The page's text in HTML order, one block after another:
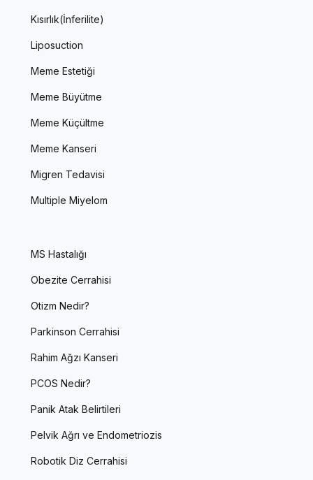
Kısırlık(İnferilite)
Liposuction
Meme Estetiği
Meme Büyütme
Meme Küçültme
Meme Kanseri
Migren Tedavisi
Multiple Miyelom
MS Hastalığı
Obezite Cerrahisi
Otizm Nedir?
Parkinson Cerrahisi
Rahim Ağzı Kanseri
PCOS Nedir?
Panik Atak Belirtileri
Pelvik Ağrı ve Endometriozis
Robotik Diz Cerrahisi